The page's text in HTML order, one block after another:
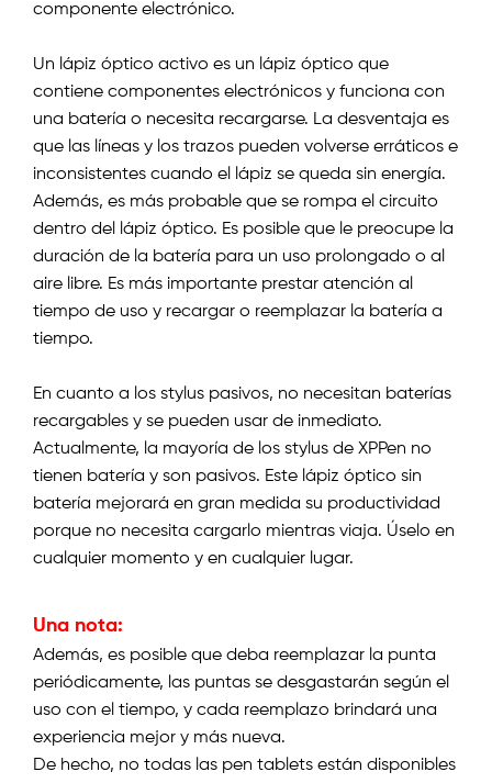
componente electrónico.
Un lápiz óptico activo es un lápiz óptico que
contiene componentes electrónicos y funciona con
una batería o necesita recargarse. La desventaja es
que las líneas y los trazos pueden volverse erráticos e
inconsistentes cuando el lápiz se queda sin energía.
Además, es más probable que se rompa el circuito
dentro del lápiz óptico. Es posible que le preocupe la
duración de la batería para un uso prolongado o al
aire libre. Es más importante prestar atención al
tiempo de uso y recargar o reemplazar la batería a
tiempo.
En cuanto a los stylus pasivos, no necesitan baterías
recargables y se pueden usar de inmediato.
Actualmente, la mayoría de los stylus de XPPen no
tienen batería y son pasivos. Este lápiz óptico sin
batería mejorará en gran medida su productividad
porque no necesita cargarlo mientras viaja. Úselo en
cualquier momento y en cualquier lugar.
Una nota:
Además, es posible que deba reemplazar la punta
periódicamente, las puntas se desgastarán según el
uso con el tiempo, y cada reemplazo brindará una
experiencia mejor y más nueva.
De hecho, no todas las pen tablets están disponibles